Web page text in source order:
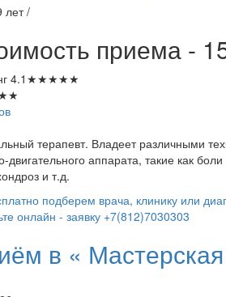
лет /
приема -
4.1 ★★★★★
★
терапевт. Владеет различными
двигательного аппарата, такие как
и т.д.
подберем врача, клинику или
онлайн - заявку +7(812)7030303
в «